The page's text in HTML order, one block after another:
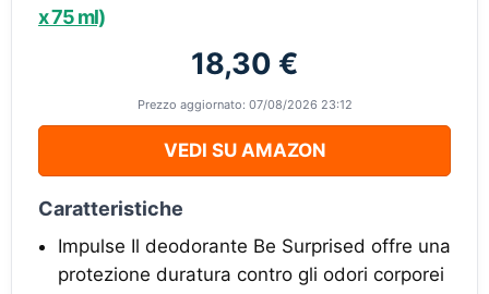
x 75 ml)
18,30 €
Prezzo aggiornato: 07/08/2026 23:12
VEDI SU AMAZON
Caratteristiche
Impulse Il deodorante Be Surprised offre una
protezione duratura contro gli odori corporei